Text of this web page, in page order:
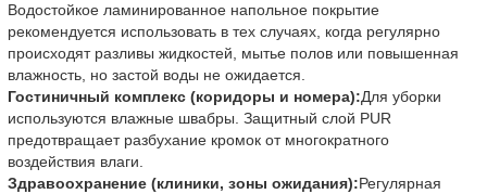
Водостойкое ламинированное напольное покрытие
рекомендуется использовать в тех случаях, когда регулярно
происходят разливы жидкостей, мытье полов или повышенная
влажность, но застой воды не ожидается.
Гостиничный комплекс (коридоры и номера):Для уборки
используются влажные швабры. Защитный слой PUR
предотвращает разбухание кромок от многократного
воздействия влаги.
Здравоохранение (клиники, зоны ожидания):Регулярная